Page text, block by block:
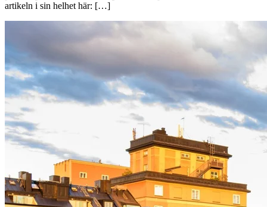
artikeln i sin helhet här: […]